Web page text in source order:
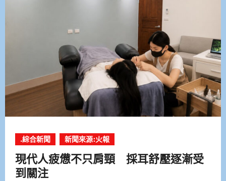
.綜合新聞 新聞來源:火報
現代人疲憊不只肩頸 採耳舒壓逐漸受
到關注